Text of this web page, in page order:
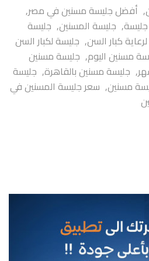
, أفضل جليسة مسنين في مصر,
جليسة, جليسة المسنين, جليسة
كبار السن, جليسة لكبار السن
مسنين اليوم, جليسة مسنين
, جليسة مسنين بالقاهرة, جليسة
مسنين, سعر جليسة المسنين في